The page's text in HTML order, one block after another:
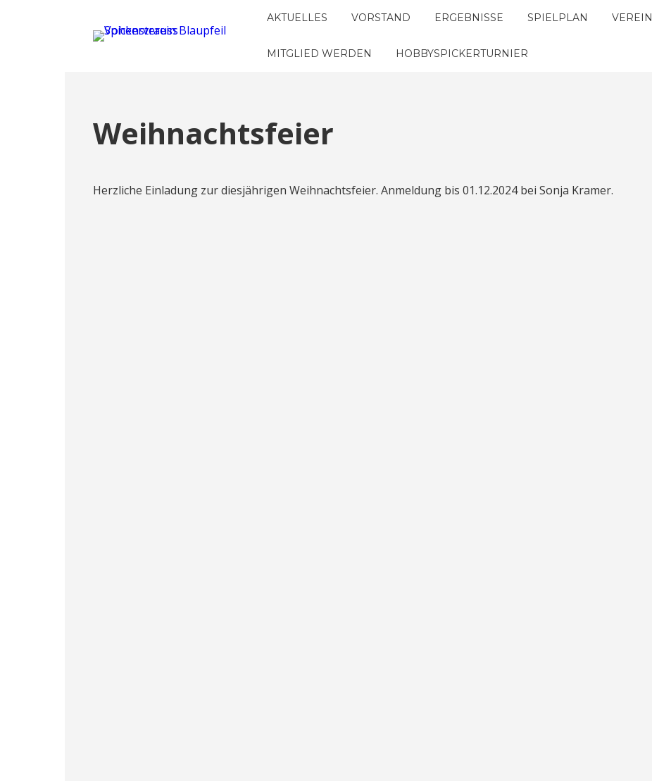
AKTUELLES VORSTAND ERGEBNISSE SPIELPLAN VEREIN
MITGLIED WERDEN HOBBYSPICKERTURNIER
Weihnachtsfeier
Herzliche Einladung zur diesjährigen Weihnachtsfeier. Anmeldung bis 01.12.2024 bei Sonja Kramer.